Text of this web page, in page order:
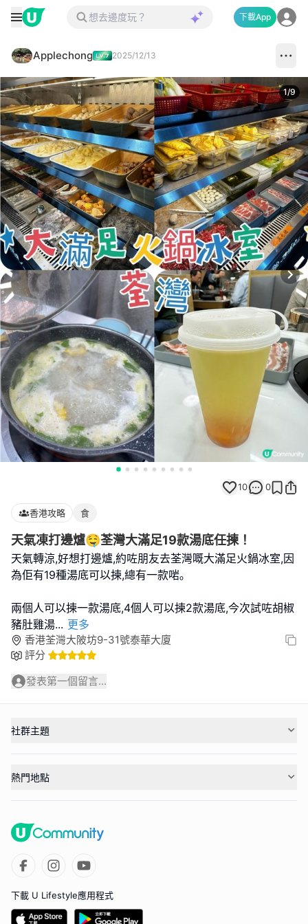
下載App
Applechong 2025/12/13
1/9
10 0
香港攻略 食
天氣凍打邊爐🤤荃灣大滿足19款湯底任揀！
天氣轉涼,好想打邊爐,約咗朋友去荃灣嘅大滿足火鍋冰室,因
為佢有19種湯底可以揀,總有一款啱｡
兩個人可以揀一款湯底,4個人可以揀2款湯底,今次試咗胡椒
豬肚雞湯... 更多
香港荃灣大陂坊9-31號泰華大廈
評分
發表第一個留言...
社群主題
熱門地點
下載 U Lifestyle應用程式